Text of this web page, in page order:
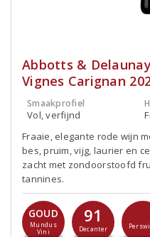
Abbotts &
Vignes Carignan
Smaakprofiel
Vol, verfijnd
Fraaie, elegante rode wijn
bes, pruim, vijg, laurier en
zacht met zondoorstoofd
tannines.
GOUD
Mundus
Vini
91
Decanter